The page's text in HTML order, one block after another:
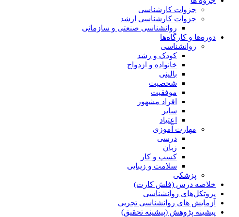
جزوات کارشناسی
جزوات کارشناسی ارشد
روانشناسی صنعتی و سازمانی
دوره‌ها و کارگاه‌ها
روانشناسی
کودک و رشد
خانواده و ازدواج
بالینی
شخصیت
موفقیت
افراد مشهور
سایر
اعتیاد
مهارت آموزی
درسی
زبان
کسب و کار
سلامت و زیبایی
پزشکی
خلاصه درس (فلش کارت)
پروتکل‌های روانشناسی
آزمایش های روانشناسی تجربی
پیشینه پژوهش (پیشینه تحقیق)